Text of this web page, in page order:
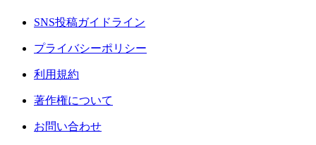
SNS投稿ガイドライン
プライバシーポリシー
利用規約
著作権について
お問い合わせ